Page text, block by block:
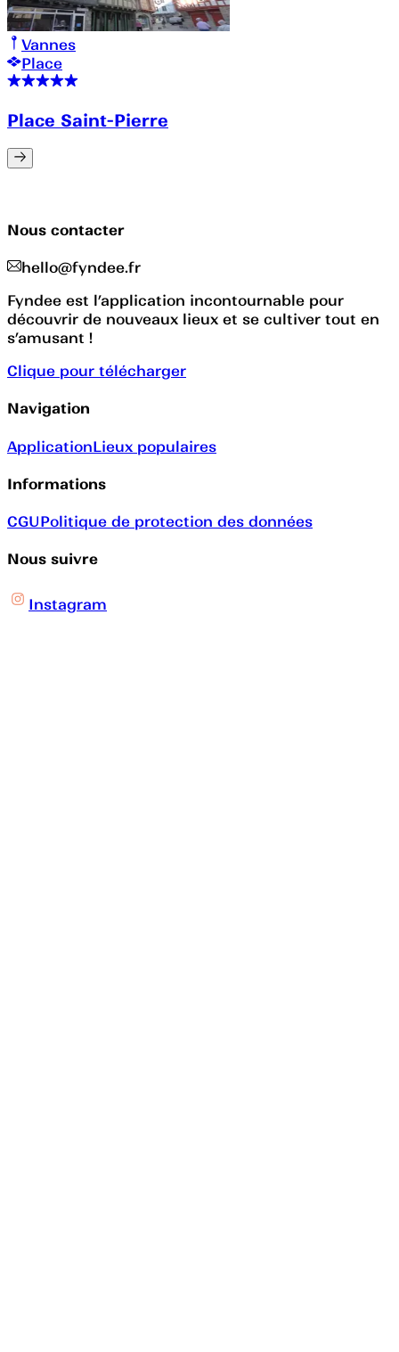
Vannes
Place
Place Saint-Pierre
Nous contacter
hello@fyndee.fr
Fyndee est l’application incontournable pour
découvrir de nouveaux lieux et se cultiver tout en
s’amusant !
Clique pour télécharger
Navigation
ApplicationLieux populaires
Informations
CGUPolitique de protection des données
Nous suivre
Instagram